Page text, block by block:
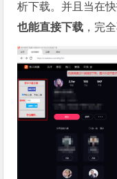
析下载。并且当在
也能直接下载 ，完